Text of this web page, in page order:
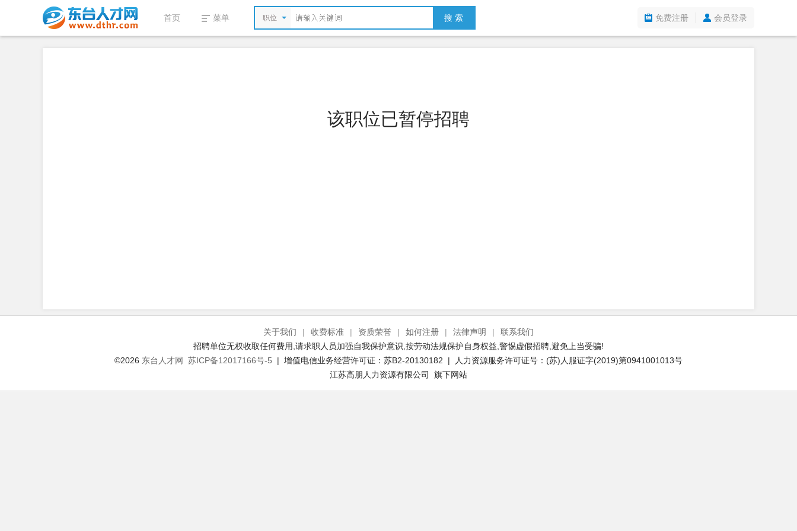
首页 菜单 职位 搜 索 免费注册 会员登录
该职位已暂停招聘
关于我们 | 收费标准 | 资质荣誉 | 如何注册 | 法律声明 |
联系我们
招聘单位无权收取任何费用,请求职人员加强自我保护意识,按劳动法规保护自身权益,警惕虚假招聘,避免上当受骗!
©2026 东台人才网 苏ICP备12017166号-5 | 增值电信业务经营许可证：苏B2-20130182 | 人力资源服务许可证号：(苏)人服证字(2019)第0941001013号
江苏高朋人力资源有限公司 旗下网站